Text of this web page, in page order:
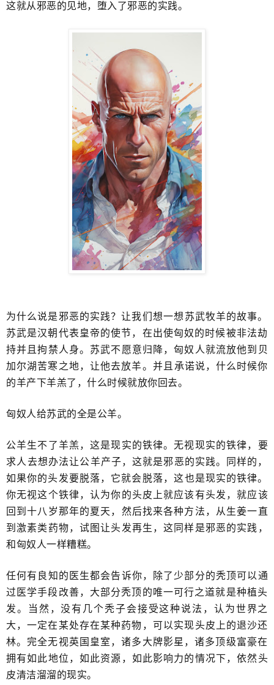
这就从邪恶的见地，堕入了邪恶的实践。
为什么说是邪恶的实践？让我们想一想​苏武牧羊的故事。
苏武是汉朝代表皇帝的使节，在出使匈奴的时候被非法​劫
持并且拘禁人身。苏武不愿意归降，匈奴人就流放他到贝
加尔湖苦寒之地，让他去放羊​。并且承诺说，什么时候你
的羊产下羊羔了，什么时候就放你回去。
匈奴人给苏武的全是公羊。
公羊生不了羊羔，这是现实的铁律。无视现实的铁律，要
求人​去想办法让公羊产子，这就是邪恶的实践。同样的，
如果你的头发要脱落，它就会脱落，这​也是现实的铁律。
你无视这个铁律，认为你的头皮上就应该有头发，就应该
回到十八岁那年的夏天，然后找来各种方法，从生姜一直
到激素类药物，试图让头发再生，这同样是邪恶的实践，
和匈奴人一样糟糕。
任何有良知的医生都会告诉你，除了少部分的秃顶可以通
过医学手段改善，大部分秃顶的唯一可行之道就是种植​头
发。当然，没有几个秃子会接受这种说法，认为世界之
大，一定在某处存在某种药物，可以实现​头皮上的退沙还
林。完全无视英国皇室，诸多大牌影星，诸多顶级富豪​在
拥有如此地位，如此资源，如此影响力的情况下，依然头
皮清洁溜溜的现实。